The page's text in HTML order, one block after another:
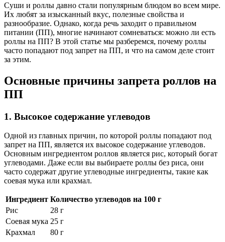
Суши и роллы давно стали популярным блюдом во всем мире.
Их любят за изысканный вкус, полезные свойства и
разнообразие. Однако, когда речь заходит о правильном
питании (ПП), многие начинают сомневаться: можно ли есть
роллы на ПП? В этой статье мы разберемся, почему роллы
часто попадают под запрет на ПП, и что на самом деле стоит
за этим.
Основные причины запрета роллов на
ПП
1. Высокое содержание углеводов
Одной из главных причин, по которой роллы попадают под
запрет на ПП, является их высокое содержание углеводов.
Основным ингредиентом роллов является рис, который богат
углеводами. Даже если вы выбираете роллы без риса, они
часто содержат другие углеводные ингредиенты, такие как
соевая мука или крахмал.
Ингредиент Количество углеводов на 100 г
Рис
28 г
Соевая мука 25 г
Крахмал
80 г